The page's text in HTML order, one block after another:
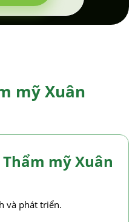
mỹ Xuân
mỹ Xuân
và phát triển.